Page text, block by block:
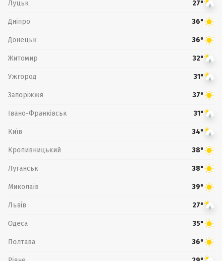
Луцьк 27°
Дніпро 36°
Донецьк 36°
Житомир 32°
Ужгород 31°
Запоріжжя 37°
Івано-Франківськ 31°
Київ 34°
Кропивницький 38°
Луганськ 38°
Миколаїв 39°
Львів 27°
Одеса 35°
Полтава 36°